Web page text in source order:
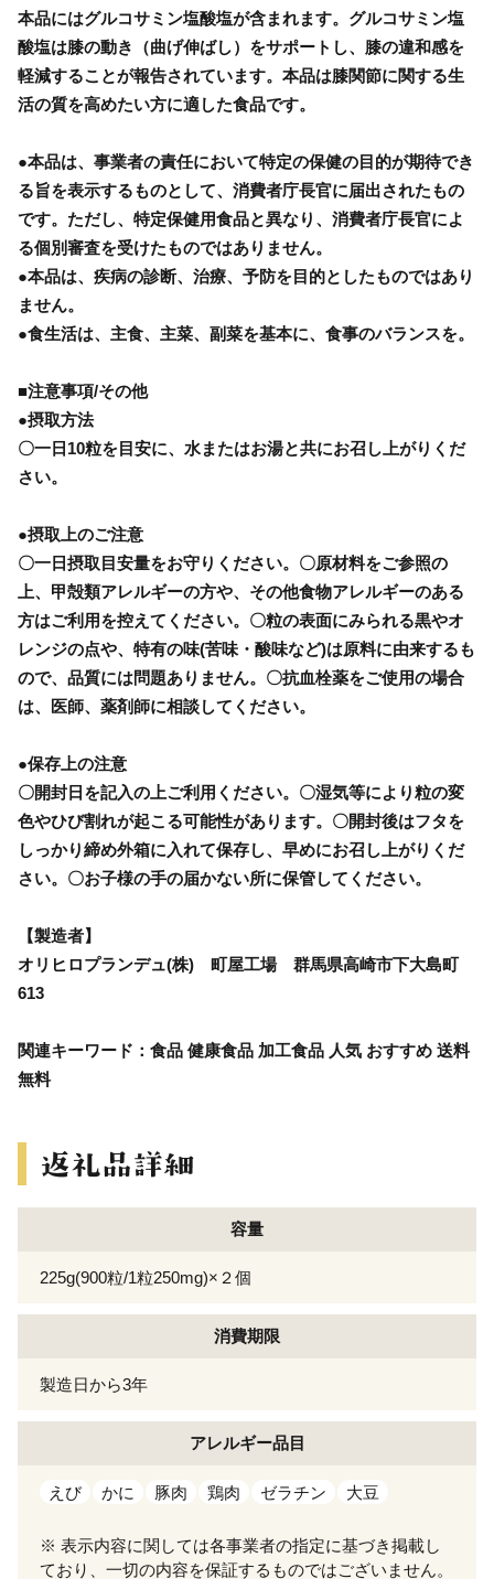
本品にはグルコサミン塩酸塩が含まれます。グルコサミン塩
酸塩は膝の動き（曲げ伸ばし）をサポートし、膝の違和感を
軽減することが報告されています。本品は膝関節に関する生
活の質を高めたい方に適した食品です。
●本品は、事業者の責任において特定の保健の目的が期待でき
る旨を表示するものとして、消費者庁長官に届出されたもの
です。ただし、特定保健用食品と異なり、消費者庁長官によ
る個別審査を受けたものではありません。
●本品は、疾病の診断、治療、予防を目的としたものではあり
ません。
●食生活は、主食、主菜、副菜を基本に、食事のバランスを。
■注意事項/その他
●摂取方法
〇一日10粒を目安に、水またはお湯と共にお召し上がりくだ
さい。
●摂取上のご注意
〇一日摂取目安量をお守りください。〇原材料をご参照の
上、甲殻類アレルギーの方や、その他食物アレルギーのある
方はご利用を控えてください。〇粒の表面にみられる黒やオ
レンジの点や、特有の味(苦味・酸味など)は原料に由来するも
ので、品質には問題ありません。〇抗血栓薬をご使用の場合
は、医師、薬剤師に相談してください。
●保存上の注意
〇開封日を記入の上ご利用ください。〇湿気等により粒の変
色やひび割れが起こる可能性があります。〇開封後はフタを
しっかり締め外箱に入れて保存し、早めにお召し上がりくだ
さい。〇お子様の手の届かない所に保管してください。
【製造者】
オリヒロプランデュ(株) 町屋工場 群馬県高崎市下大島町
613
関連キーワード：食品 健康食品 加工食品 人気 おすすめ 送料
無料
容量
225g(900粒/1粒250mg)×２個
消費期限
製造日から3年
アレルギー品目
えび かに 豚肉 鶏肉 ゼラチン 大豆
※ 表示内容に関しては各事業者の指定に基づき掲載し
ており、一切の内容を保証するものではございません。